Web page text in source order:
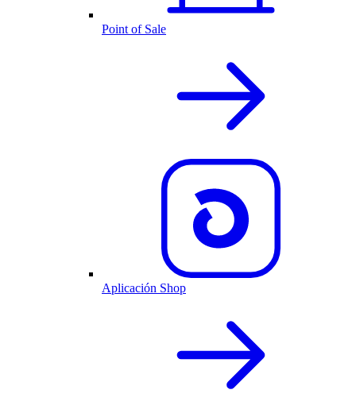
Point of Sale
Aplicación Shop